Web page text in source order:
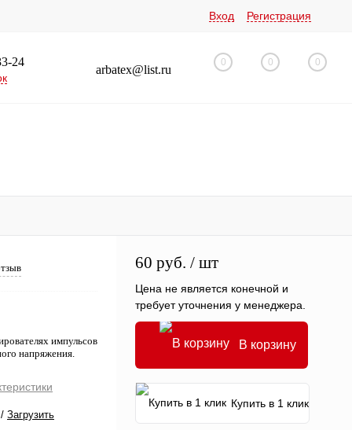
Вход Регистрация
24
arbatex@list.ru
0 0 0
импульсов
напряжения.
/ Загрузить
60 руб. / шт
Цена не является конечной и
требует уточнения у менеджера.
В корзину
Купить в 1 клик